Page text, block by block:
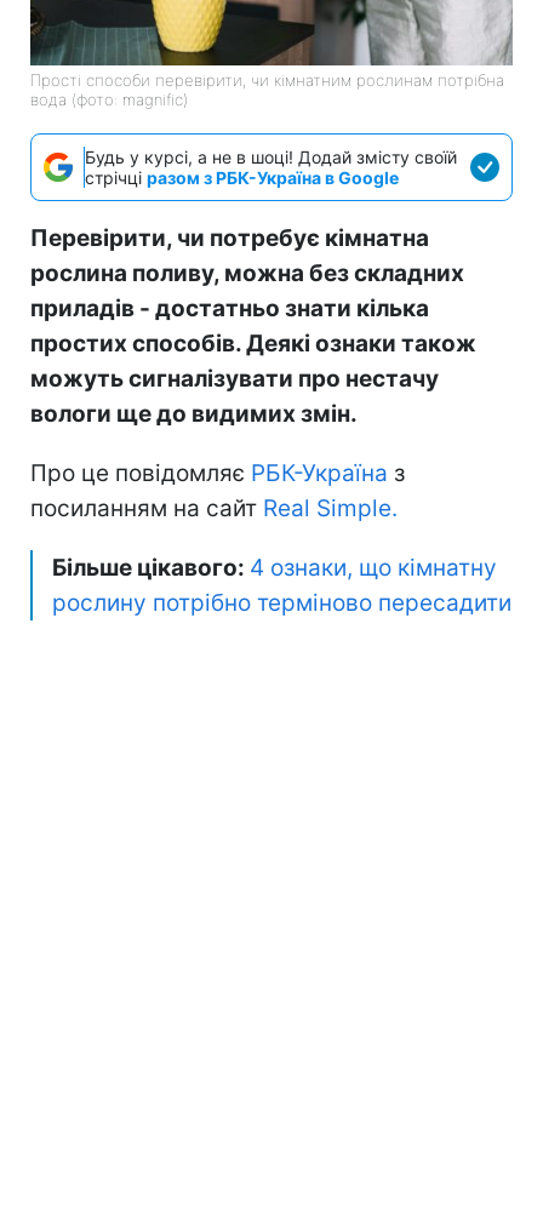
Прості способи перевірити, чи кімнатним рослинам потрібна
вода (фото: magnific)
Будь у курсі, а не в шоці! Додай змісту своїй
стрічці разом з РБК-Україна в Google
Перевірити, чи потребує кімнатна
рослина поливу, можна без складних
приладів - достатньо знати кілька
простих способів. Деякі ознаки також
можуть сигналізувати про нестачу
вологи ще до видимих змін.
Про це повідомляє РБК-Україна з
посиланням на сайт Real Simple.
Більше цікавого: 4 ознаки, що кімнатну
рослину потрібно терміново пересадити